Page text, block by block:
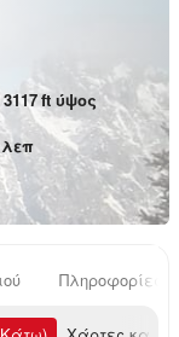
3117ft ύψος
λεπ
Πληροφορίες